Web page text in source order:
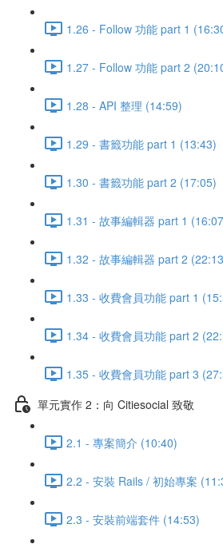
1.26 - Follow 功能 part 1
1.27 - Follow 功能 part 2
1.28 - API 整理 (14:59)
1.29 - 書籤功能 part 1 (13:43)
1.30 - 書籤功能 part 2 (17:05)
1.31 - 故事編輯器 part 1
1.32 - 故事編輯器 part 2
1.33 - 收費會員功能 part 1
1.34 - 收費會員功能 part 2
1.35 - 收費會員功能 part 3
單元實作 2：向 Citiesocial 致敬
2.1 - 專案簡介 (10:40)
2.2 - 安裝 Rails / 初始專案
2.3 - 安裝前端套件 (14:53)